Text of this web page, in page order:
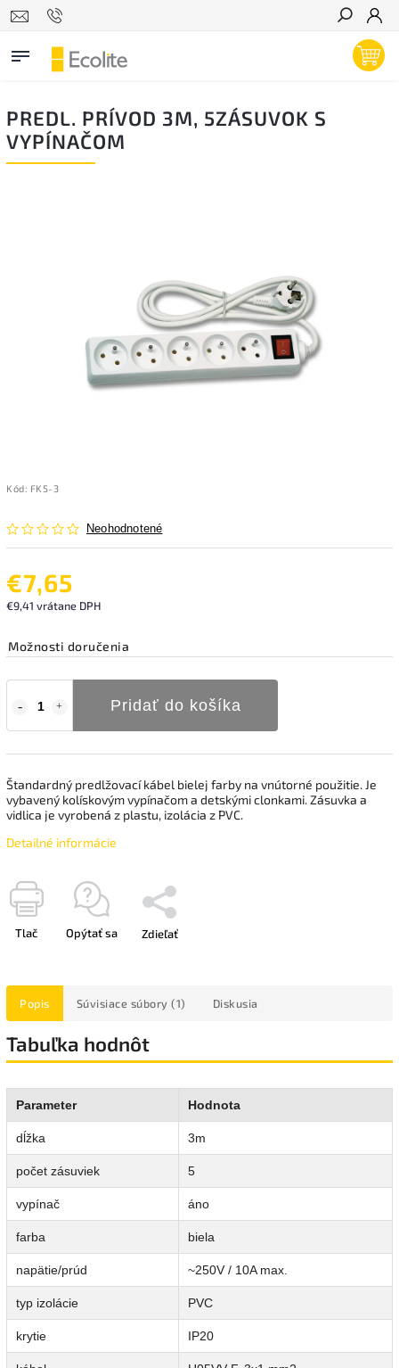
Hľadať
PREDL. PRÍVOD 3M, 5ZÁSUVOK S
VYPÍNAČOM
Kód: FK5-3
Neohodnotené
€7,65
€9,41 vrátane DPH
Možnosti doručenia
Pridať do košíka
Štandardný predlžovací kábel bielej farby na vnútorné použitie. Je
vybavený kolískovým vypínačom a detskými clonkami. Zásuvka a
vidlica je vyrobená z plastu, izolácia z PVC.
Detailné informácie
Tlač Opýtať sa Zdieľať
Popis Súvisiace súbory (1) Diskusia
Tabuľka hodnôt
Parameter Hodnota
dĺžka 3m
počet zásuviek 5
vypínač áno
farba biela
napätie/prúd ~250V / 10A max.
typ izolácie PVC
krytie IP20